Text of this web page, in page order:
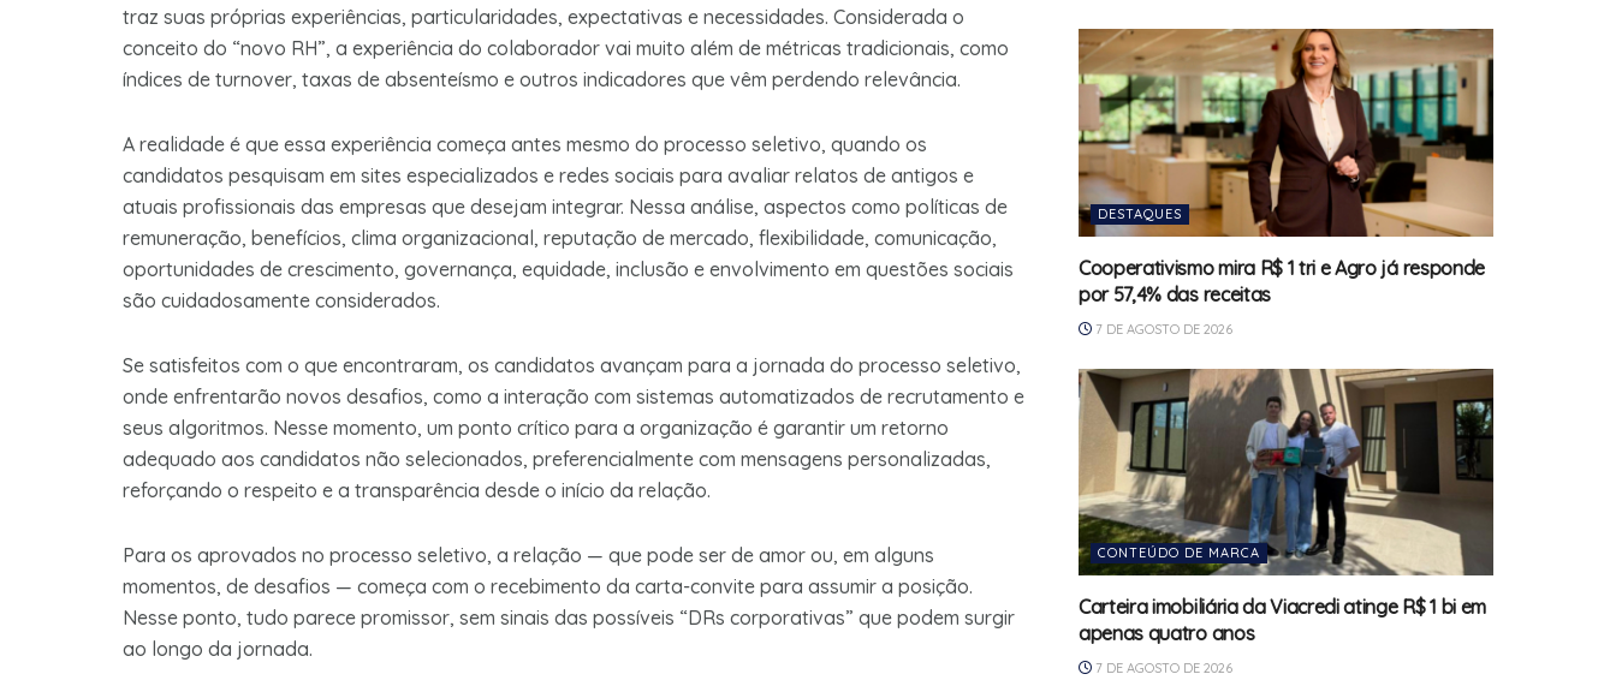
traz suas próprias experiências, particularidades, expectativas e necessidades. Considerada o
conceito do “novo RH”, a experiência do colaborador vai muito além de métricas tradicionais, como
índices de turnover, taxas de absenteísmo e outros indicadores que vêm perdendo relevância.
A realidade é que essa experiência começa antes mesmo do processo seletivo, quando os
candidatos pesquisam em sites especializados e redes sociais para avaliar relatos de antigos e
atuais profissionais das empresas que desejam integrar. Nessa análise, aspectos como políticas de
remuneração, benefícios, clima organizacional, reputação de mercado, flexibilidade, comunicação,
oportunidades de crescimento, governança, equidade, inclusão e envolvimento em questões sociais
são cuidadosamente considerados.
Se satisfeitos com o que encontraram, os candidatos avançam para a jornada do processo seletivo,
onde enfrentarão novos desafios, como a interação com sistemas automatizados de recrutamento e
seus algoritmos. Nesse momento, um ponto crítico para a organização é garantir um retorno
adequado aos candidatos não selecionados, preferencialmente com mensagens personalizadas,
reforçando o respeito e a transparência desde o início da relação.
Para os aprovados no processo seletivo, a relação — que pode ser de amor ou, em alguns
momentos, de desafios — começa com o recebimento da carta-convite para assumir a posição.
Nesse ponto, tudo parece promissor, sem sinais das possíveis “DRs corporativas” que podem surgir
ao longo da jornada.
DESTAQUES
Cooperativismo mira R$ 1 tri e Agro já responde
por 57,4% das receitas
7 DE AGOSTO DE 2026
CONTEÚDO DE MARCA
Carteira imobiliária da Viacredi atinge R$ 1 bi em
apenas quatro anos
7 DE AGOSTO DE 2026